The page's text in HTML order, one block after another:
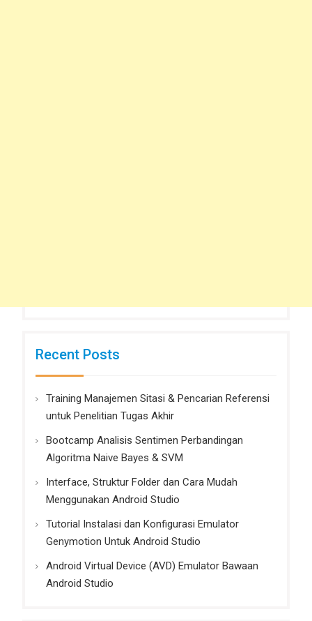
Recent Posts
Training Manajemen Sitasi & Pencarian Referensi
untuk Penelitian Tugas Akhir
Bootcamp Analisis Sentimen Perbandingan
Algoritma Naive Bayes & SVM
Interface, Struktur Folder dan Cara Mudah
Menggunakan Android Studio
Tutorial Instalasi dan Konfigurasi Emulator
Genymotion Untuk Android Studio
Android Virtual Device (AVD) Emulator Bawaan
Android Studio